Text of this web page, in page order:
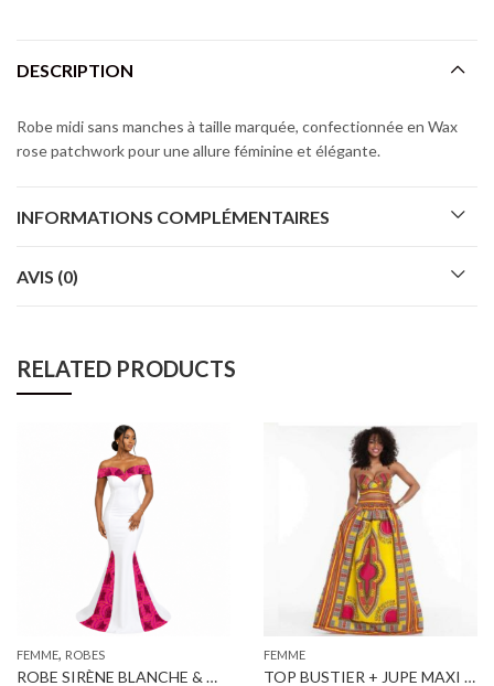
DESCRIPTION
Robe midi sans manches à taille marquée, confectionnée en Wax
rose patchwork pour une allure féminine et élégante.
INFORMATIONS COMPLÉMENTAIRES
AVIS (0)
RELATED PRODUCTS
FEMME, ROBES
ROBE SIRÈNE BLANCHE & WAX ROSE
FEMME
TOP BUSTIER + JUPE MAXI DASHIKI